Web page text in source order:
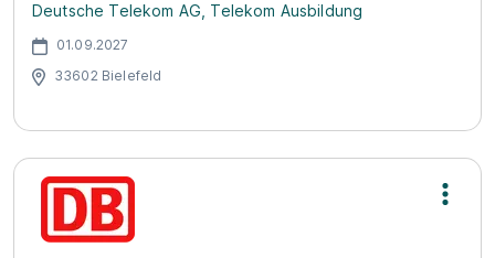
Deutsche Telekom AG, Telekom Ausbildung
01.09.2027
33602 Bielefeld